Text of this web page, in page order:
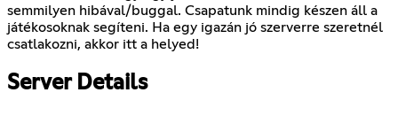
semmilyen hibával/buggal. Csapatunk mindig készen áll a
játékosoknak segíteni. Ha egy igazán jó szerverre szeretnél
csatlakozni, akkor itt a helyed!
Server Details